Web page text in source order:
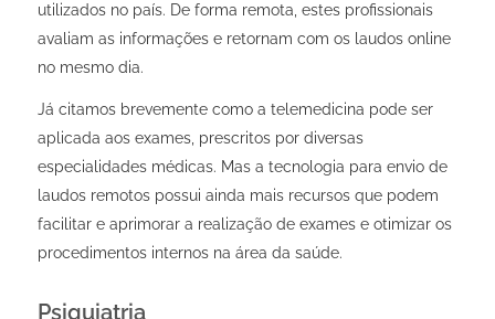
utilizados no país. De forma remota, estes profissionais
avaliam as informações e retornam com os laudos online
no mesmo dia.
Já citamos brevemente como a telemedicina pode ser
aplicada aos exames, prescritos por diversas
especialidades médicas. Mas a tecnologia para envio de
laudos remotos possui ainda mais recursos que podem
facilitar e aprimorar a realização de exames e otimizar os
procedimentos internos na área da saúde.
Psiquiatria